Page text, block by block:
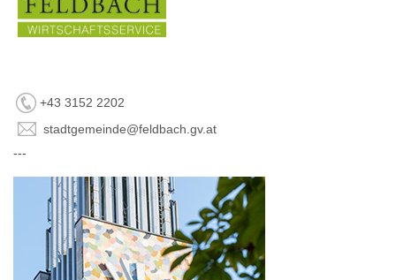
+43 3152 2202
stadtgemeinde@feldbach.gv.at
---